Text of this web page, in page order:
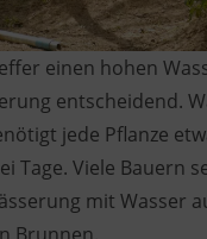
einen hohen
entscheidend.
jede Pflanze
Tage. Viele Bauern
mit Wasser